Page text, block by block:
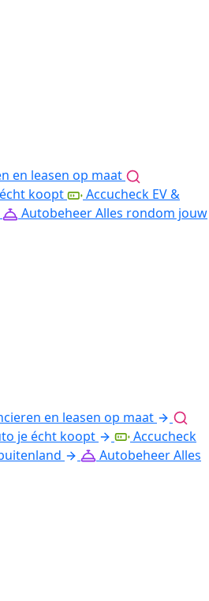
en leasen op maat
koopt
Accucheck EV &
AutobeheerAlles rondom jouw
en leasen op maat
je écht koopt
Accucheck
AutobeheerAlles